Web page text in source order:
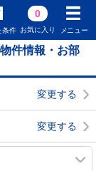
条件
0
お気に入り メニュー
件情報・お部
変更する
変更する